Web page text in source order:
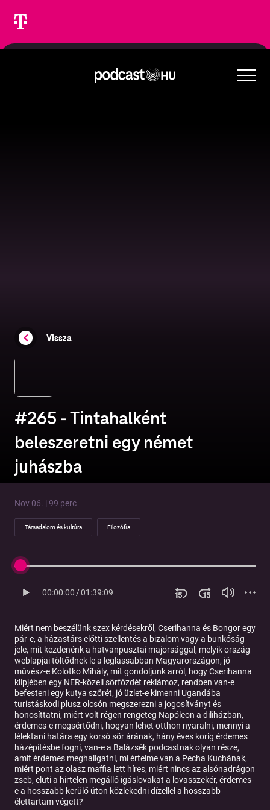
Vissza
#265 - Tintahalként
beleszeretni egy német
juhászba
Nov 06. | 99 perc
Társadalom és kultúra Filozófia
00:00:00/01:39:09
Miért nem beszélünk szex kérdésekről, Cserihanna és Bongor egy
pár-e, a házastárs előtti szellentés a bizalom vagy a bunkóság
jele, mit kezdenénk a hatvanpusztai majorsággal, melyik ország
weblapjai töltődnek le a leglassabban Magyarországon, jó
művész-e Kolotko Mihály, mit gondoljunk arról, hogy Cserihanna
klipjében egy NER-közeli sörfőzdét reklámoz, rendben van-e
befesteni egy kutya szőrét, jó üzlet-e kimenni Ugandába
turistáskodi plusz olcsón megszerezni a jogosítványt és
honosíttatni, miért volt régen rengeteg Napóleon a diliházban,
érdemes-e megsértődni, hogyan lehet otthon nyaralni, mennyi a
lélektani határa egy korsó sör árának, hány éves korig érdemes
házépítésbe fogni, van-e a Balázsék podcastnak olyan része,
amit érdemes meghallgatni, mi értelme van a Pecha Kuchának,
miért pont az olasz maffia lett híres, miért nincs az alsónadrágon
zseb, elüti a hirtelen megálló igáslovakat a lovasszekér, érdemes-
e a hosszabb kerülő úton közlekedni dízellel a hosszabb
élettartam végett?